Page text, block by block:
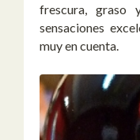
frescura, graso
sensaciones
muy en cuenta.